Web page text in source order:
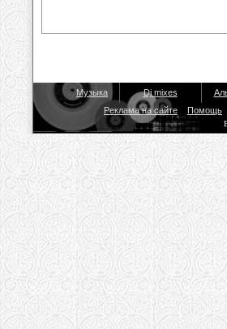
Музыка Dj mixes
Реклама на сайте
Помощь